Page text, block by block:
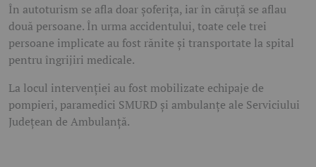
În autoturism se afla doar șoferița, iar în căruță se aflau
două persoane. În urma accidentului, toate cele trei
persoane implicate au fost rănite și transportate la spital
pentru îngrijiri medicale.
La locul intervenției au fost mobilizate echipaje de
pompieri, paramedici SMURD și ambulanțe ale Serviciului
Județean de Ambulanță.